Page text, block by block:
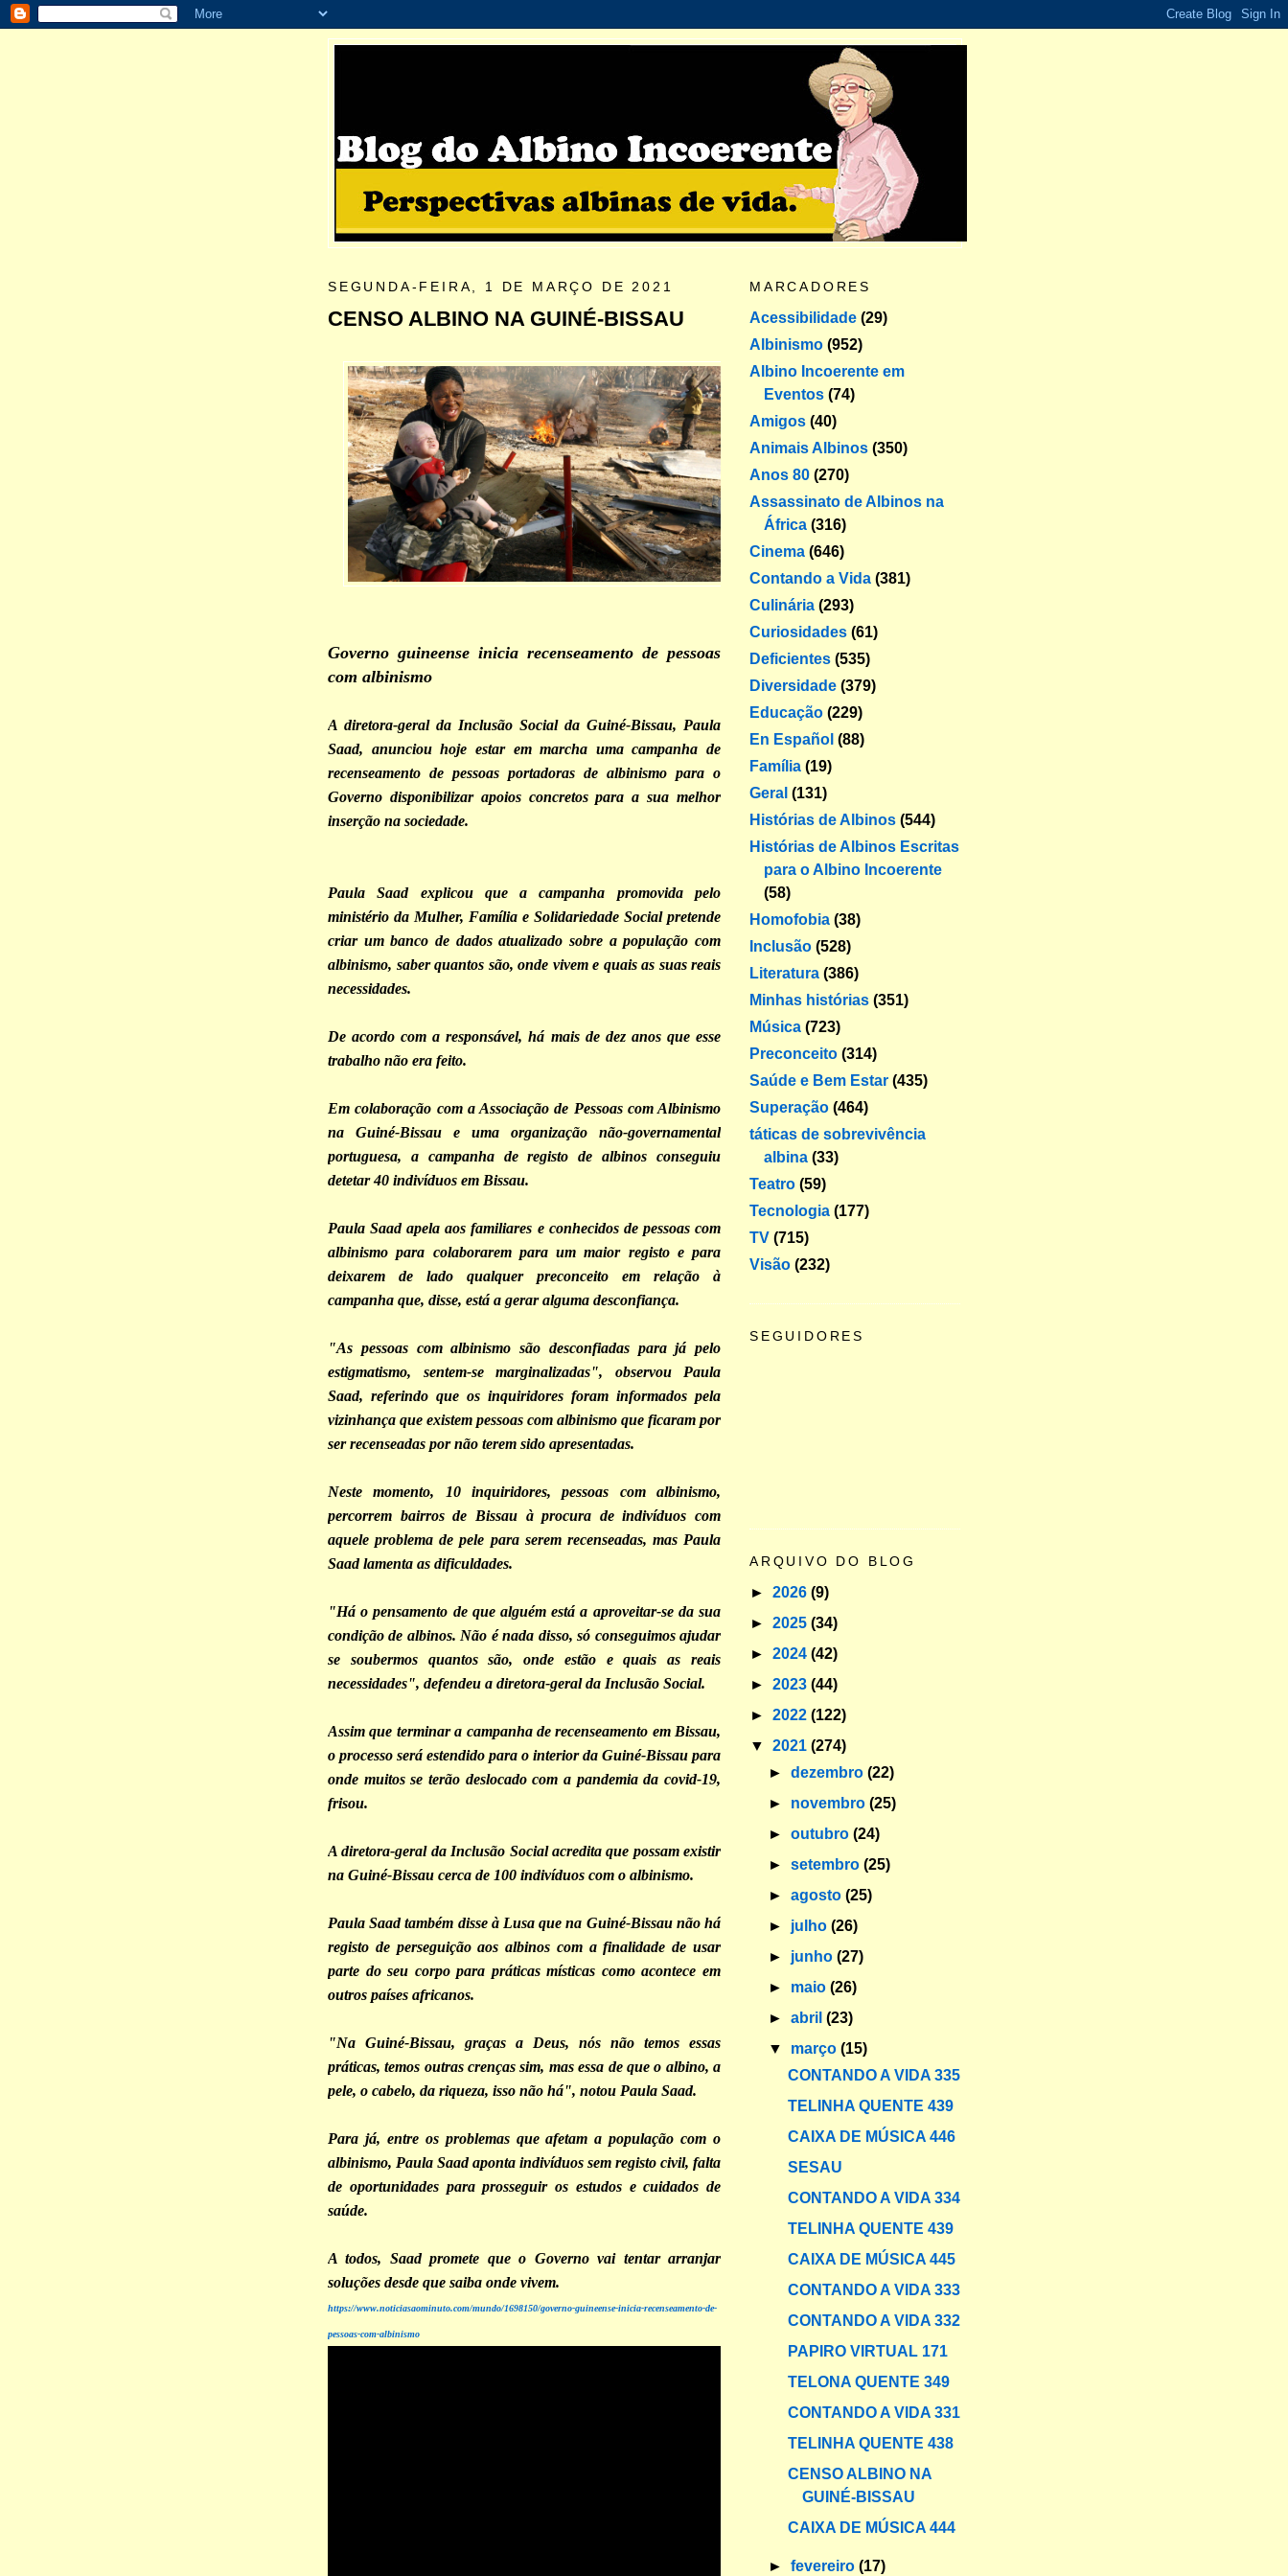
SEGUNDA-FEIRA, 1 DE MARÇO DE 2021
CENSO ALBINO NA GUINÉ-BISSAU
Governo guineense inicia recenseamento de pessoas
com albinismo
A diretora-geral da Inclusão Social da Guiné-Bissau, Paula
Saad, anunciou hoje estar em marcha uma campanha de
recenseamento de pessoas portadoras de albinismo para o
Governo disponibilizar apoios concretos para a sua melhor
inserção na sociedade.
Paula Saad explicou que a campanha promovida pelo
ministério da Mulher, Família e Solidariedade Social pretende
criar um banco de dados atualizado sobre a população com
albinismo, saber quantos são, onde vivem e quais as suas reais
necessidades.
De acordo com a responsável, há mais de dez anos que esse
trabalho não era feito.
Em colaboração com a Associação de Pessoas com Albinismo
na Guiné-Bissau e uma organização não-governamental
portuguesa, a campanha de registo de albinos conseguiu
detetar 40 indivíduos em Bissau.
Paula Saad apela aos familiares e conhecidos de pessoas com
albinismo para colaborarem para um maior registo e para
deixarem de lado qualquer preconceito em relação à
campanha que, disse, está a gerar alguma desconfiança.
"As pessoas com albinismo são desconfiadas para já pelo
estigmatismo, sentem-se marginalizadas", observou Paula
Saad, referindo que os inquiridores foram informados pela
vizinhança que existem pessoas com albinismo que ficaram por
ser recenseadas por não terem sido apresentadas.
Neste momento, 10 inquiridores, pessoas com albinismo,
percorrem bairros de Bissau à procura de indivíduos com
aquele problema de pele para serem recenseadas, mas Paula
Saad lamenta as dificuldades.
"Há o pensamento de que alguém está a aproveitar-se da sua
condição de albinos. Não é nada disso, só conseguimos ajudar
se soubermos quantos são, onde estão e quais as reais
necessidades", defendeu a diretora-geral da Inclusão Social.
Assim que terminar a campanha de recenseamento em Bissau,
o processo será estendido para o interior da Guiné-Bissau para
onde muitos se terão deslocado com a pandemia da covid-19,
frisou.
A diretora-geral da Inclusão Social acredita que possam existir
na Guiné-Bissau cerca de 100 indivíduos com o albinismo.
Paula Saad também disse à Lusa que na Guiné-Bissau não há
registo de perseguição aos albinos com a finalidade de usar
parte do seu corpo para práticas místicas como acontece em
outros países africanos.
"Na Guiné-Bissau, graças a Deus, nós não temos essas
práticas, temos outras crenças sim, mas essa de que o albino, a
pele, o cabelo, da riqueza, isso não há", notou Paula Saad.
Para já, entre os problemas que afetam a população com o
albinismo, Paula Saad aponta indivíduos sem registo civil, falta
de oportunidades para prosseguir os estudos e cuidados de
saúde.
A todos, Saad promete que o Governo vai tentar arranjar
soluções desde que saiba onde vivem.
https://www.noticiasaominuto.com/mundo/1698150/governo-guineense-inicia-recenseamento-de-
pessoas-com-albinismo
MARCADORES
Acessibilidade (29)
Albinismo (952)
Albino Incoerente em
Eventos (74)
Amigos (40)
Animais Albinos (350)
Anos 80 (270)
Assassinato de Albinos na
África (316)
Cinema (646)
Contando a Vida (381)
Culinária (293)
Curiosidades (61)
Deficientes (535)
Diversidade (379)
Educação (229)
En Español (88)
Família (19)
Geral (131)
Histórias de Albinos (544)
Histórias de Albinos Escritas
para o Albino Incoerente
(58)
Homofobia (38)
Inclusão (528)
Literatura (386)
Minhas histórias (351)
Música (723)
Preconceito (314)
Saúde e Bem Estar (435)
Superação (464)
táticas de sobrevivência
albina (33)
Teatro (59)
Tecnologia (177)
TV (715)
Visão (232)
SEGUIDORES
ARQUIVO DO BLOG
► 2026 (9)
► 2025 (34)
► 2024 (42)
► 2023 (44)
► 2022 (122)
▼ 2021 (274)
►dezembro(22)
► novembro(25)
►outubro(24)
►setembro(25)
►agosto(25)
► julho(26)
► junho(27)
► maio(26)
►abril(23)
▼ março(15)
CONTANDO A VIDA 335
TELINHA QUENTE 439
CAIXA DE MÚSICA 446
SESAU
CONTANDO A VIDA 334
TELINHA QUENTE 439
CAIXA DE MÚSICA 445
CONTANDO A VIDA 333
CONTANDO A VIDA 332
PAPIRO VIRTUAL 171
TELONA QUENTE 349
CONTANDO A VIDA 331
TELINHA QUENTE 438
CENSO ALBINO NA
GUINÉ-BISSAU
CAIXA DE MÚSICA 444
►fevereiro(17)